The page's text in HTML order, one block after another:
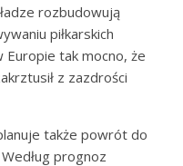
rozbudowują
piłkarskich
tak mocno, że
z zazdrości
także powrót do
prognoz